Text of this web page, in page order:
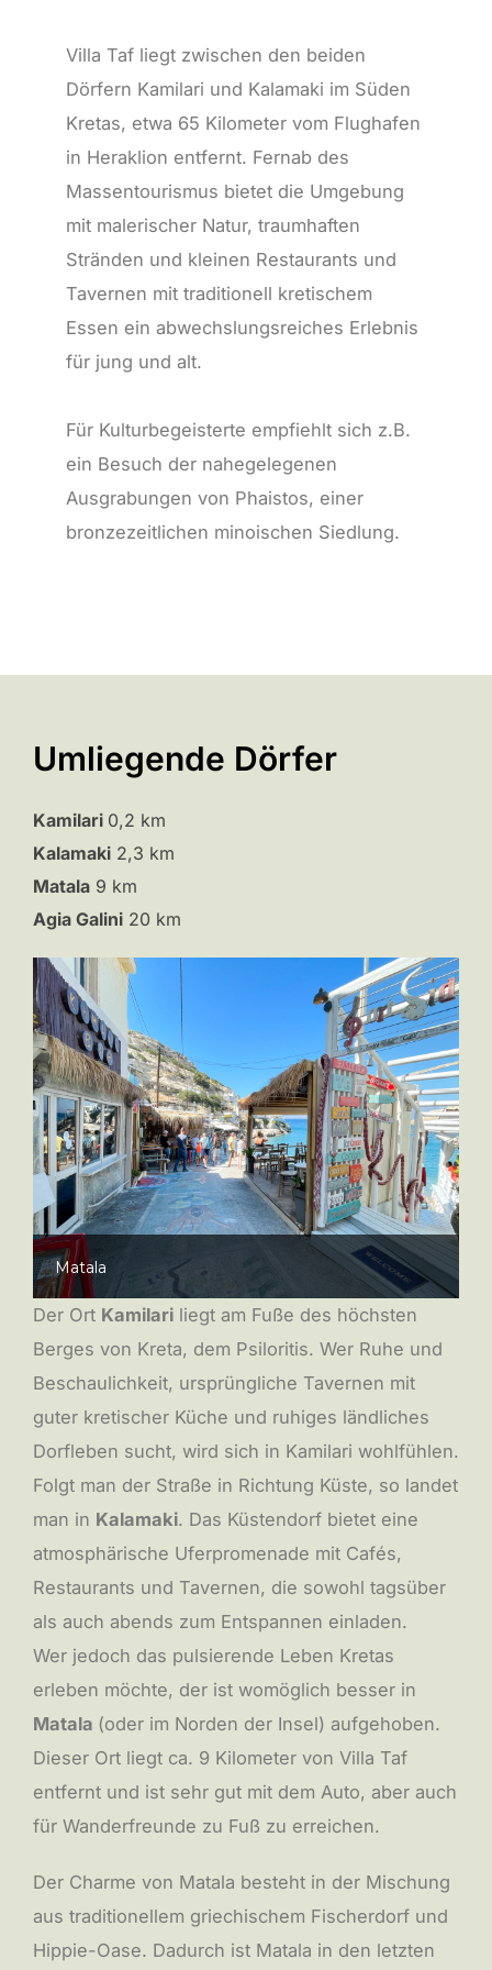
Villa Taf liegt zwischen den beiden
Dörfern Kamilari und Kalamaki im Süden
Kretas, etwa 65 Kilometer vom Flughafen
in Heraklion entfernt. Fernab des
Massentourismus bietet die Umgebung
mit malerischer Natur, traumhaften
Stränden und kleinen Restaurants und
Tavernen mit traditionell kretischem
Essen ein abwechslungsreiches Erlebnis
für jung und alt.
Für Kulturbegeisterte empfiehlt sich z.B.
ein Besuch der nahegelegenen
Ausgrabungen von Phaistos, einer
bronzezeitlichen minoischen Siedlung.
Umliegende Dörfer
Kamilari 0,2 km
Kalamaki 2,3 km
Matala 9 km
Agia Galini 20 km
Matala
Der Ort Kamilari liegt am Fuße des höchsten
Berges von Kreta, dem Psiloritis. Wer Ruhe und
Beschaulichkeit, ursprüngliche Tavernen mit
guter kretischer Küche und ruhiges ländliches
Dorfleben sucht, wird sich in Kamilari wohlfühlen.
Folgt man der Straße in Richtung Küste, so landet
man in Kalamaki. Das Küstendorf bietet eine
atmosphärische Uferpromenade mit Cafés,
Restaurants und Tavernen, die sowohl tagsüber
als auch abends zum Entspannen einladen.
Wer jedoch das pulsierende Leben Kretas
erleben möchte, der ist womöglich besser in
Matala (oder im Norden der Insel) aufgehoben.
Dieser Ort liegt ca. 9 Kilometer von Villa Taf
entfernt und ist sehr gut mit dem Auto, aber auch
für Wanderfreunde zu Fuß zu erreichen.
Der Charme von Matala besteht in der Mischung
aus traditionellem griechischem Fischerdorf und
Hippie-Oase. Dadurch ist Matala in den letzten